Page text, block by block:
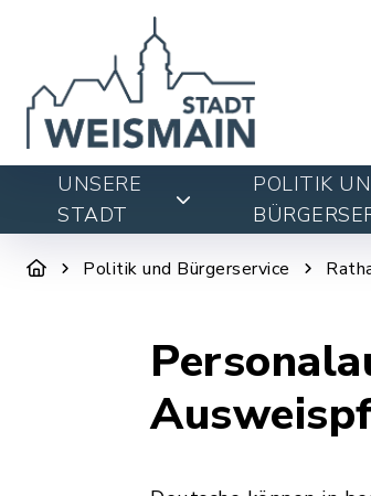
UNSERE
STADT
POLITIK
Politik und Bürgerservice